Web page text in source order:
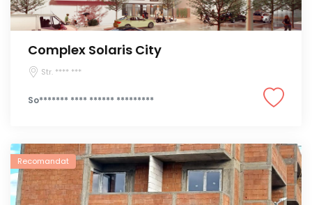
Complex Solaris City
Str. **** ***
So******* **** ****** *********
Recomandat